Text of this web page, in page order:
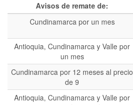
Avisos de remate de:
Cundinamarca por un mes
Antioquia, Cundinamarca y Valle por
un mes
Cundinamarca por 12 meses al precio
de 9
Antioquia, Cundinamarca y Valle por